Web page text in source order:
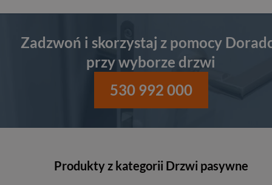
Zadzwoń i skorzystaj z pomocy
przy wyborze drzwi
530 992 000
Produkty z kategorii Drzwi pasywne